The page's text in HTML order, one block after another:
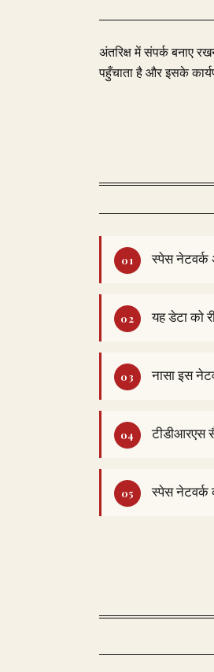
अंतरिक्ष में संपर्क बनाए
पहुँचाता है और इसके
स्पेस नेटवर्क
यह डेटा को
नासा इस
टीडीआरएस
स्पेस नेटवर्क